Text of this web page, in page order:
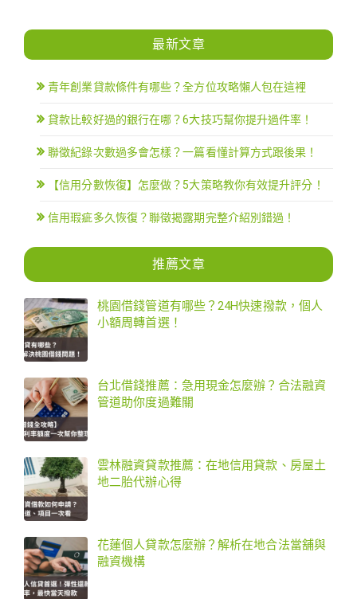
最新文章
青年創業貸款條件有哪些？全方位攻略懶人包在這裡
貸款比較好過的銀行在哪？6大技巧幫你提升過件率！
聯徵紀錄次數過多會怎樣？一篇看懂計算方式跟後果！
【信用分數恢復】怎麼做？5大策略教你有效提升評分！
信用瑕疵多久恢復？聯徵揭露期完整介紹別錯過！
推薦文章
桃園借錢管道有哪些？24H快速撥款，個人
小額周轉首選！
台北借錢推薦：急用現金怎麼辦？合法融資
管道助你度過難關
雲林融資貸款推薦：在地信用貸款、房屋土
地二胎代辦心得
花蓮個人貸款怎麼辦？解析在地合法當舖與
融資機構